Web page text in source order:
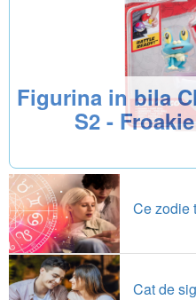
Figurina in bila
S2 -
Ce zodie
Cat de